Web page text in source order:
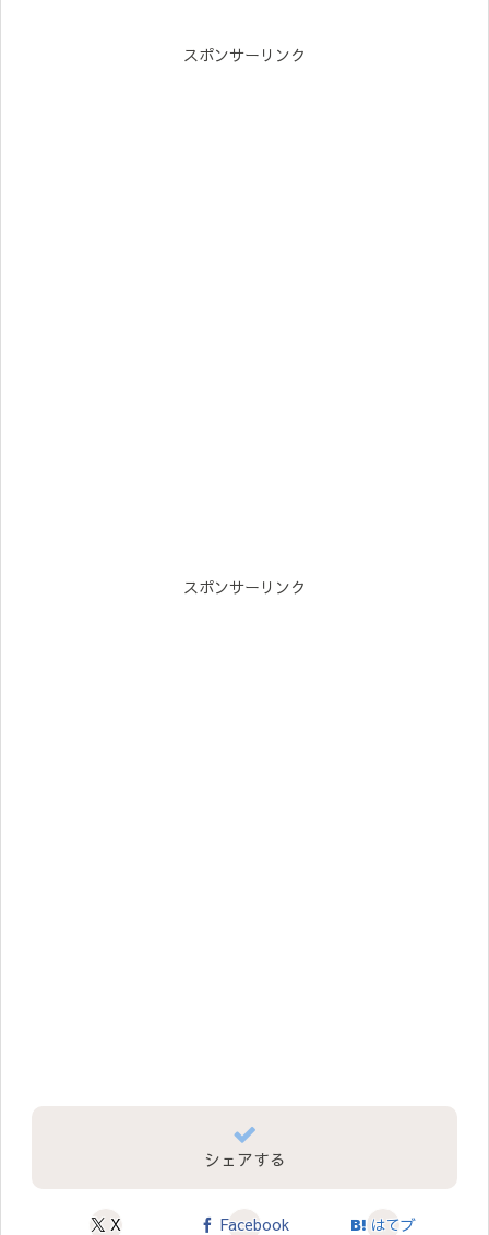
スポンサーリンク
スポンサーリンク
シェアする
X Facebook
はてブ